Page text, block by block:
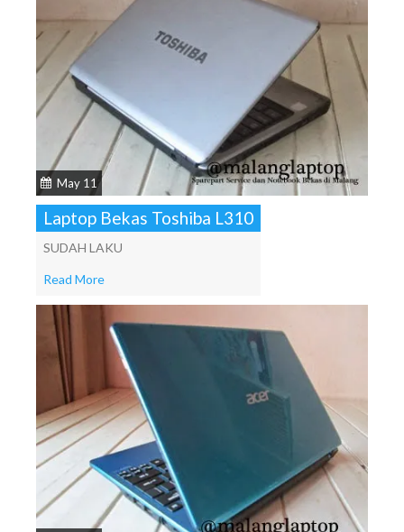
May 11
Laptop Bekas Toshiba L310
SUDAH LAKU
Read More